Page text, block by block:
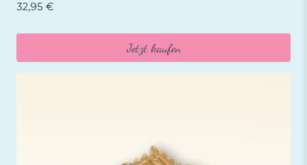
32,95 €
Jetzt kaufen